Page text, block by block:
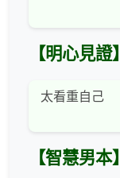
【明心見證】
太看重自己
【智慧男本】